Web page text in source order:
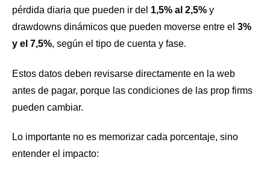
pérdida diaria que pueden ir del 1,5% al 2,5% y
drawdowns dinámicos que pueden moverse entre el 3%
y el 7,5%, según el tipo de cuenta y fase.
Estos datos deben revisarse directamente en la web
antes de pagar, porque las condiciones de las prop firms
pueden cambiar.
Lo importante no es memorizar cada porcentaje, sino
entender el impacto: